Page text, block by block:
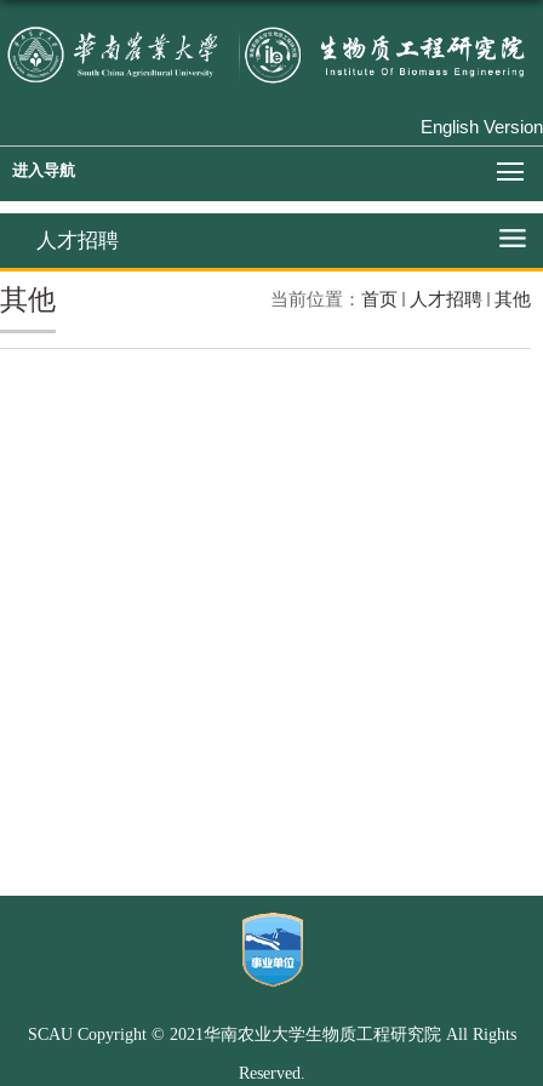
English Version
进入导航
人才招聘
当前位置： 首页 人才招聘 其他
其他
SCAU Copyright © 2021华南农业大学生物质工程研究院 All Rights
Reserved.